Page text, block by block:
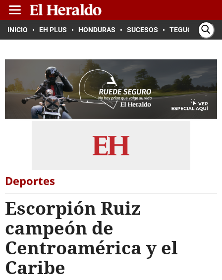
INICIO EH PLUS HONDURAS SUCESOS TEGUCIGALPA
Deportes
Escorpión Ruiz
campeón de
Centroamérica y el
Caribe